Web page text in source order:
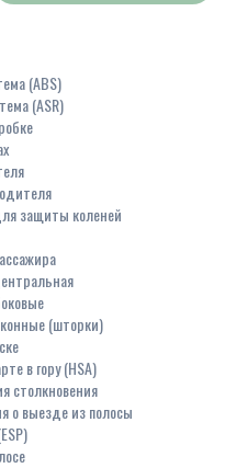
(ABS)
(ASR)
защиты коленей
(шторки)
в гору (HSA)
столкновения
о выезде из полосы